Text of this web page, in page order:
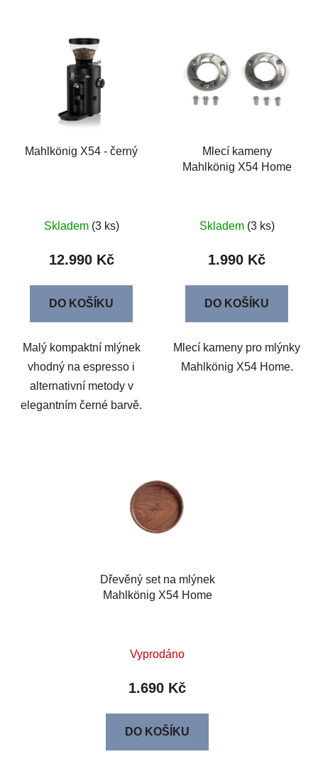
Mahlkönig X54 - černý
Skladem (3 ks)
12.990 Kč
DO KOŠÍKU
Malý kompaktní mlýnek
vhodný na espresso i
alternativní metody v
elegantním černé barvě.
Mlecí kameny
Mahlkönig X54 Home
Skladem (3 ks)
1.990 Kč
DO KOŠÍKU
Mlecí kameny pro mlýnky
Mahlkönig X54 Home.
Dřevěný set na mlýnek
Mahlkönig X54 Home
Vyprodáno
1.690 Kč
DO KOŠÍKU